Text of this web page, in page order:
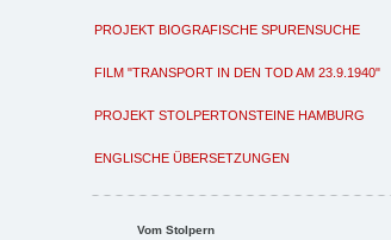
PROJEKT BIOGRAFISCHE SPURENSUCHE
FILM "TRANSPORT IN DEN TOD AM 23.9.1940"
PROJEKT STOLPERTONSTEINE HAMBURG
ENGLISCHE ÜBERSETZUNGEN
Vom Stolpern